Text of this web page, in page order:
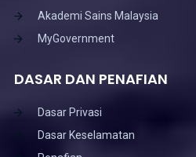
Akademi Sains Malaysia
MyGovernment
DASAR DAN PENAFIAN
Dasar Privasi
Dasar Keselamatan